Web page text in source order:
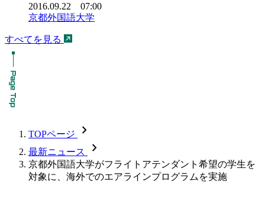
2016.09.22 07:00
京都外国語大学
すべてを見る
TOPページ chevron_forward
最新ニュース chevron_forward
京都外国語大学がフライトアテンダント希望の学生を
対象に、海外でのエアラインプログラムを実施